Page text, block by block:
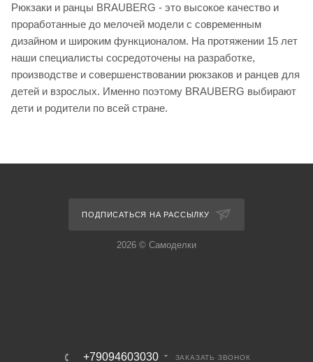
Рюкзаки и ранцы BRAUBERG - это высокое качество и
проработанные до мелочей модели с современным
дизайном и широким функционалом. На протяжении 15 лет
наши специалисты сосредоточены на разработке,
производстве и совершенствовании рюкзаков и ранцев для
детей и взрослых. Именно поэтому BRAUBERG выбирают
дети и родители по всей стране.
ПОДПИСАТЬСЯ НА РАССЫЛКУ
2026 © Самоделки
+79094603030 ЗАКАЗАТЬ ЗВОНОК